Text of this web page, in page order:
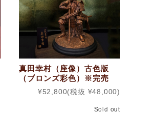
真田幸村（座像）古色版
（ブロンズ彩色）※完売
¥52,800(税抜 ¥48,000)
Sold out